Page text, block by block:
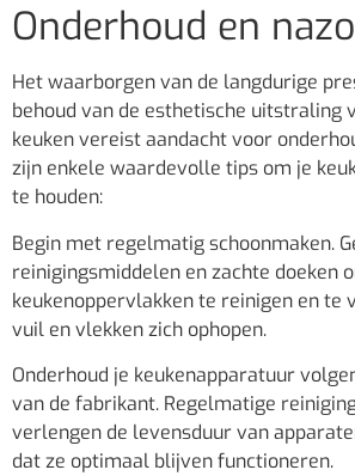
Onderhoud en
Het waarborgen van de langdurige
behoud van de esthetische uitstraling
keuken vereist aandacht voor
zijn enkele waardevolle tips om je
te houden:
Begin met regelmatig schoonmaken.
reinigingsmiddelen en zachte doeken
keukenoppervlakken te reinigen en te
vuil en vlekken zich ophopen.
Onderhoud je keukenapparatuur
van de fabrikant. Regelmatige
verlengen de levensduur van
dat ze optimaal blijven functioneren.